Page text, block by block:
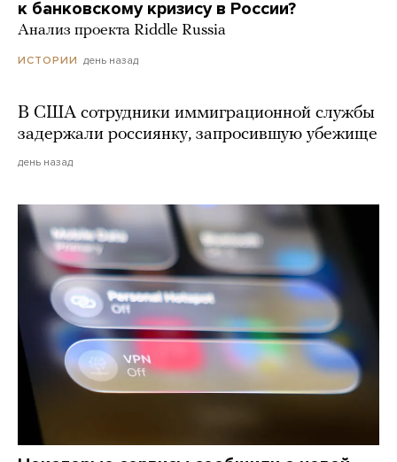
к банковскому кризису в России?
Анализ проекта Riddle Russia
ИСТОРИИ день назад
В США сотрудники иммиграционной службы
задержали россиянку, запросившую убежище
день назад